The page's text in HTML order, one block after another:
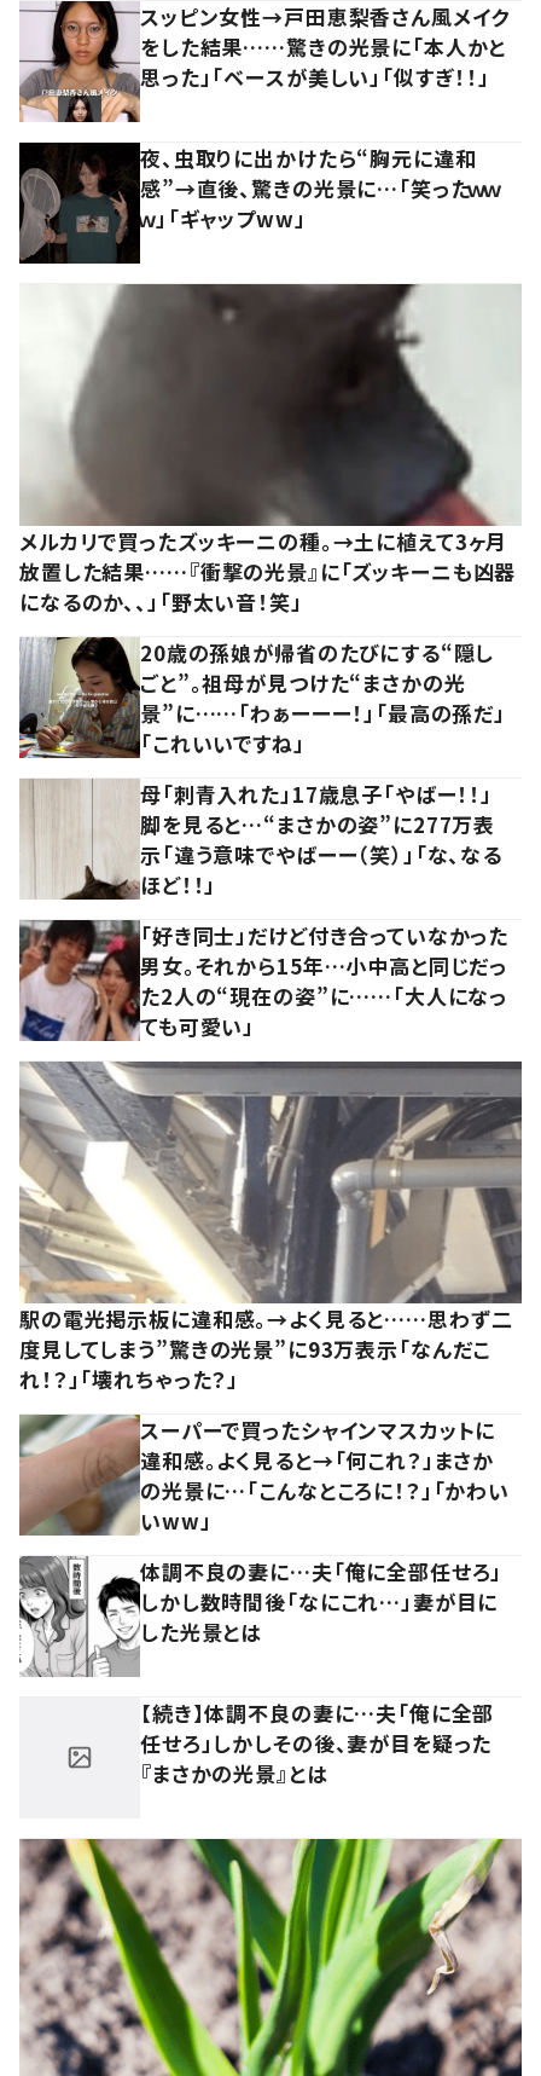
スッピン女性→戸田恵梨香さん風メイク
をした結果……驚きの光景に「本人かと
思った」「ベースが美しい」「似すぎ！！」
夜、虫取りに出かけたら“胸元に違和
感”→直後、驚きの光景に…「笑ったｗｗ
ｗ」「ギャップww」
メルカリで買ったズッキーニの種。→土に植えて3ヶ月
放置した結果……『衝撃の光景』に「ズッキーニも凶器
になるのか、、」「野太い音！笑」
20歳の孫娘が帰省のたびにする“隠し
ごと”。祖母が見つけた“まさかの光
景”に……「わぁーーー！」「最高の孫だ」
「これいいですね」
母「刺青入れた」17歳息子「やばー！！」
脚を見ると…“まさかの姿”に277万表
示「違う意味でやばーー（笑）」「な、なる
ほど！！」
「好き同士」だけど付き合っていなかった
男女。それから15年…小中高と同じだっ
た2人の“現在の姿”に……「大人になっ
ても可愛い」
駅の電光掲示板に違和感。→よく見ると……思わず二
度見してしまう”驚きの光景”に93万表示「なんだこ
れ！？」「壊れちゃった？」
スーパーで買ったシャインマスカットに
違和感。よく見ると→「何これ？」まさか
の光景に…「こんなところに！？」「かわい
いww」
体調不良の妻に…夫「俺に全部任せろ」
しかし数時間後「なにこれ…」妻が目に
した光景とは
【続き】体調不良の妻に…夫「俺に全部
任せろ」しかしその後、妻が目を疑った
『まさかの光景』とは